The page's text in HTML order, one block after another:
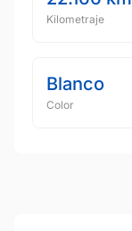
Kilometraje
Blanco
Color